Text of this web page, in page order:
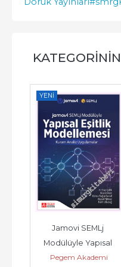
YENI
Jamovi SEMLj
Modülüyle Yapısal
Eşitlik Modellemesi -
Pegem Akademi